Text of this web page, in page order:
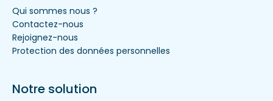
Qui sommes nous ?
Contactez-nous
Rejoignez-nous
Protection des données personnelles
Notre solution